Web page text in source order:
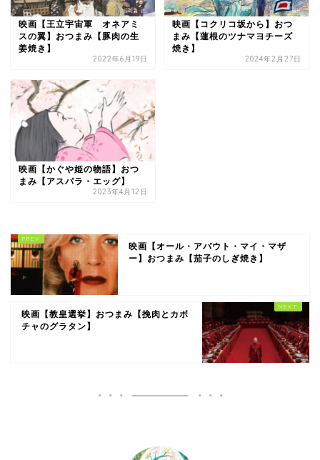
映画【王立宇宙軍 オネアミ
スの翼】おつまみ【豚肉の生
姜焼き】
2022年6月19日
映画【コクリコ坂から】おつ
まみ【蓮根のツナマヨチーズ
焼き】
2024年2月27日
映画【かぐや姫の物語】おつ
まみ【アスパラ・エッグ】
2023年4月12日
映画【オール・アバウト・マイ・マザ
ー】おつまみ【茄子のしぎ焼き】
映画【教皇選挙】おつまみ【挽肉とカボ
チャのグラタン】